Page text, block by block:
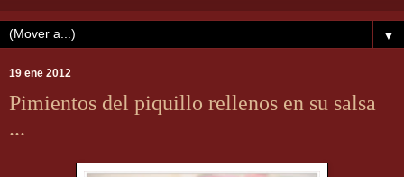
▼
19 ene 2012
Pimientos del piquillo rellenos en su salsa
...